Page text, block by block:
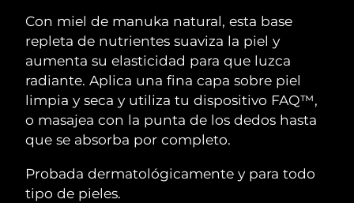
Con miel de manuka natural, esta base
repleta de nutrientes suaviza la piel y
aumenta su elasticidad para que luzca
radiante. Aplica una fina capa sobre piel
limpia y seca y utiliza tu dispositivo FAQ™,
o masajea con la punta de los dedos hasta
que se absorba por completo.
Probada dermatológicamente y para todo
tipo de pieles.